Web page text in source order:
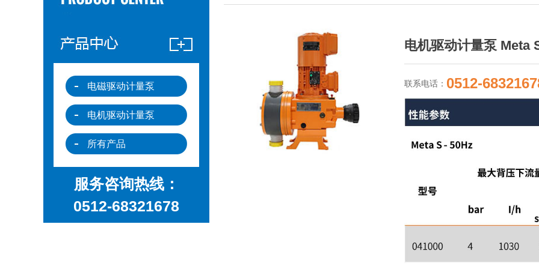
电磁驱动计量泵
电机驱动计量泵
所有产品
服务咨询热线：
0512-68321678
电机驱动计量泵 Meta
联系电话： 0512-